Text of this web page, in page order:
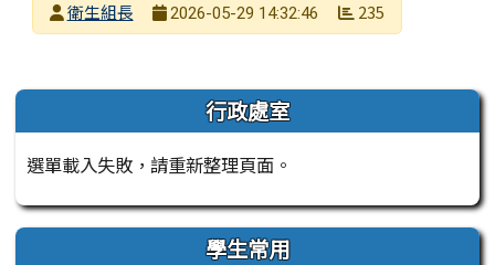
發布者
衛生組長
2026-05-29 14:32:46 235
左邊區域內容 行政處室
選單載入失敗，請重新整理頁面。
學生常用